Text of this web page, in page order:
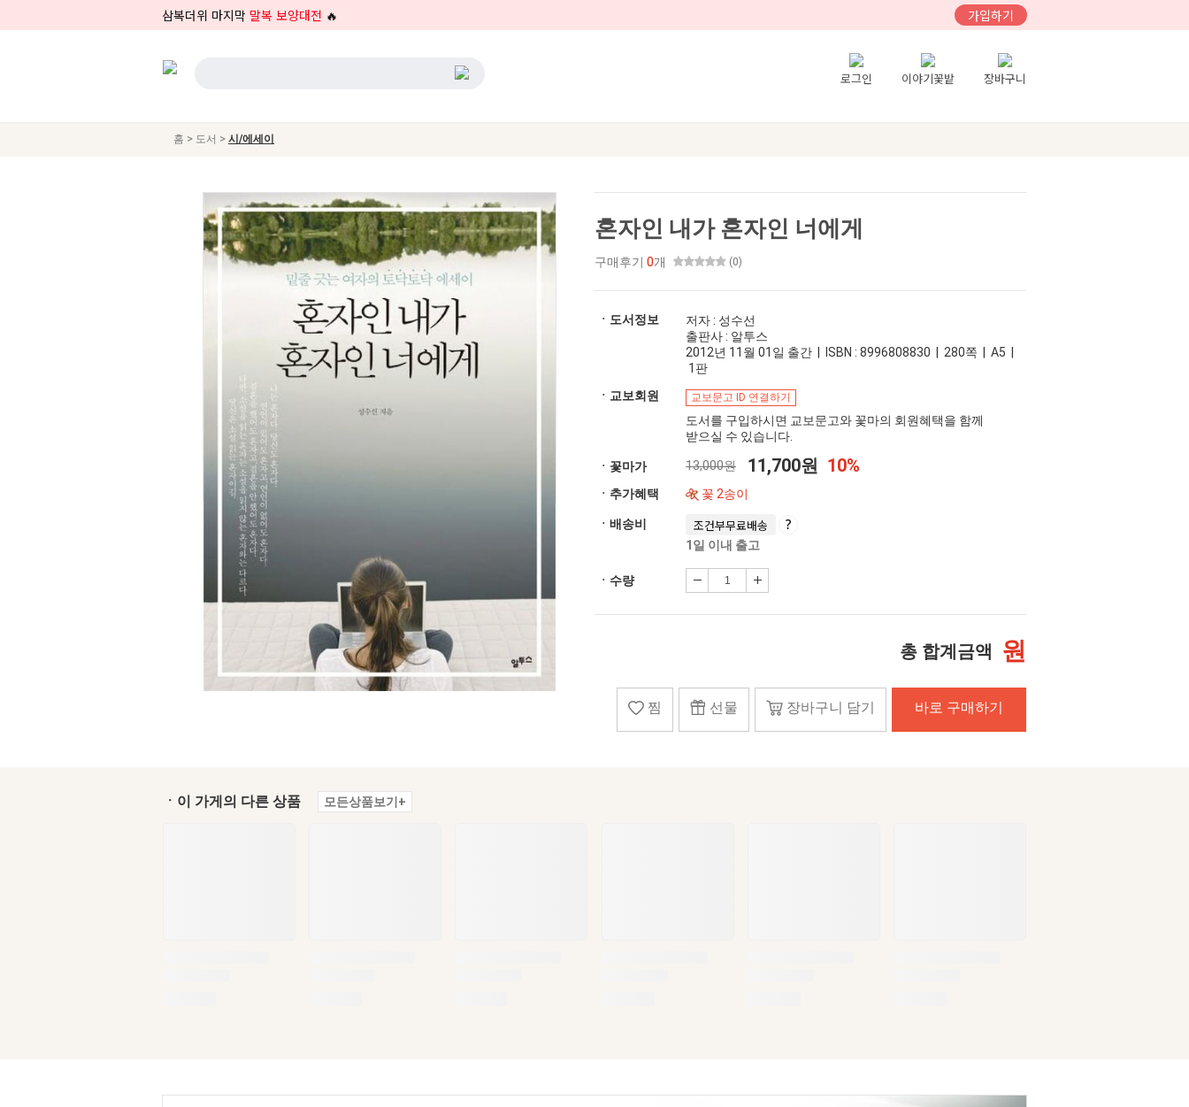
삼복더위 마지막 말복 보양대전 🔥 가입하기
로그인 이야기꽃밭 장바구니
홈 > 도서 > 시/에세이
혼자인 내가 혼자인 너에게
구매후기 0개 (0)
ㆍ도서정보
저자 : 성수선
출판사 : 알투스
2012년 11월 01일 출간 | ISBN : 8996808830 | 280쪽 | A5 |
1판
ㆍ교보회원
교보문고 ID 연결하기
도서를 구입하시면 교보문고와 꽃마의 회원혜택을 함께
받으실 수 있습니다.
ㆍ꽃마가 13,000원 11,700원 10%
ㆍ추가혜택 꽃 2송이
ㆍ배송비 조건부무료배송
1일 이내 출고
ㆍ수량
총 합계금액 원
찜 선물 장바구니 담기 바로 구매하기
ㆍ이 가게의 다른 상품 모든상품보기+